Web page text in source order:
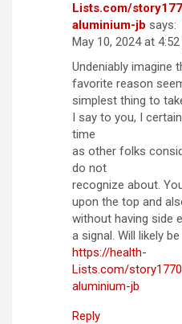
Lists.com/
aluminium-jb says:
May 10, 2024 at
Undeniably imagine
favorite reason
simplest thing to
I say to you, I
time
as other folks
do not
recognize about.
upon the top and
without having side
a signal. Will likely
https://health-
Lists.com/
aluminium-jb
Reply